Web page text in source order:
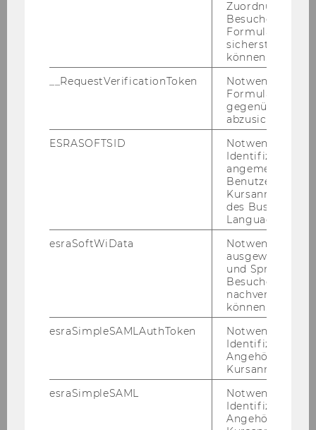
Die Teilnahme ist
begrenzt, es gilt „first
come, first served“.
Student Counselling
Student Wellbeing News abonnieren
Aktivitätenkalender Wintersemester 2026/27
Zuordnung von
Besucher zu
sicherstellen zu
können.
__RequestVerificationToken
Notwendig, um
gegenüber
abzusichern.
ESRASOFTSID
Notwendig zur
Identifizierung
angemeldeten
Benutzers im
des Business
Language
esraSoftWiData
Notwendig um
ausgewählte
und
Besuchers
nachverfolgen
können.
esraSimpleSAMLAuthToken
Notwendig zur
Identifizierung
Angehörige/r für
Kursanmeldung.
esraSimpleSAML
Notwendig zur
Identifizierung
Angehörige/r für